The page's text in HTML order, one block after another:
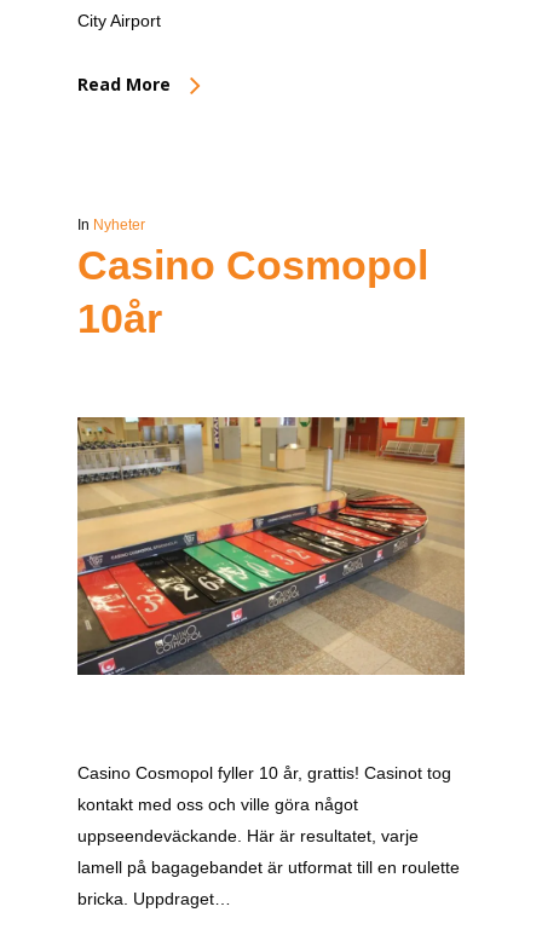
City Airport
Read More
In Nyheter
Casino Cosmopol
10år
Casino Cosmopol fyller 10 år, grattis! Casinot tog
kontakt med oss och ville göra något
uppseendeväckande. Här är resultatet, varje
lamell på bagagebandet är utformat till en roulette
bricka. Uppdraget…